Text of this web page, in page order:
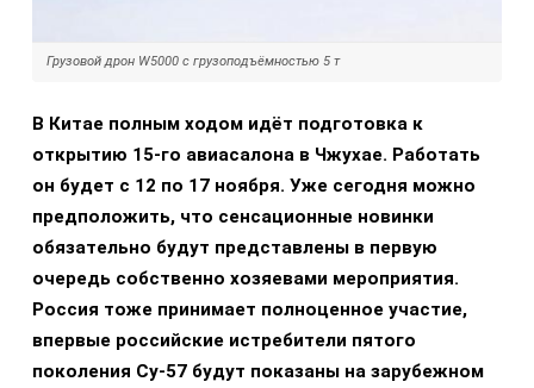
Грузовой дрон W5000 с грузоподъёмностью 5 т
В Китае полным ходом идёт подготовка к
открытию 15‑го авиасалона в Чжухае. Работать
он будет с 12 по 17 ноября. Уже сегодня можно
предположить, что сенсационные новинки
обязательно будут представлены в первую
очередь собственно хозяевами мероприятия.
Россия тоже принимает полноценное участие,
впервые российские истребители пятого
поколения Су-57 будут показаны на зарубежном